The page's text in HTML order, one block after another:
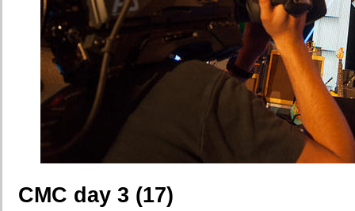
CMC day 3 (17)